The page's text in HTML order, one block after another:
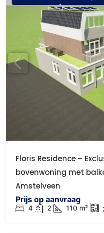
Floris Residence –
bovenwoning met
Amstelveen
Prijs op aanvraag
4 2 110 m²